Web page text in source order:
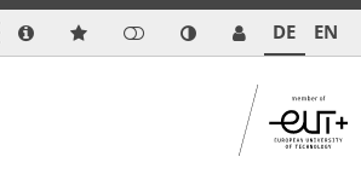
DE EN